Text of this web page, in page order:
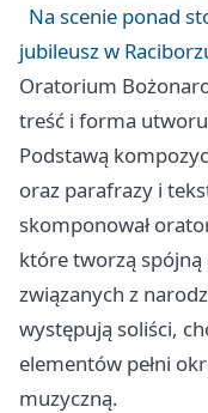
Na scenie ponad
jubileusz w
Oratorium
treść i forma utworu
Podstawą
oraz parafrazy i
skomponował
które tworzą spójną
związanych z
występują soliści,
elementów pełni
muzyczną.